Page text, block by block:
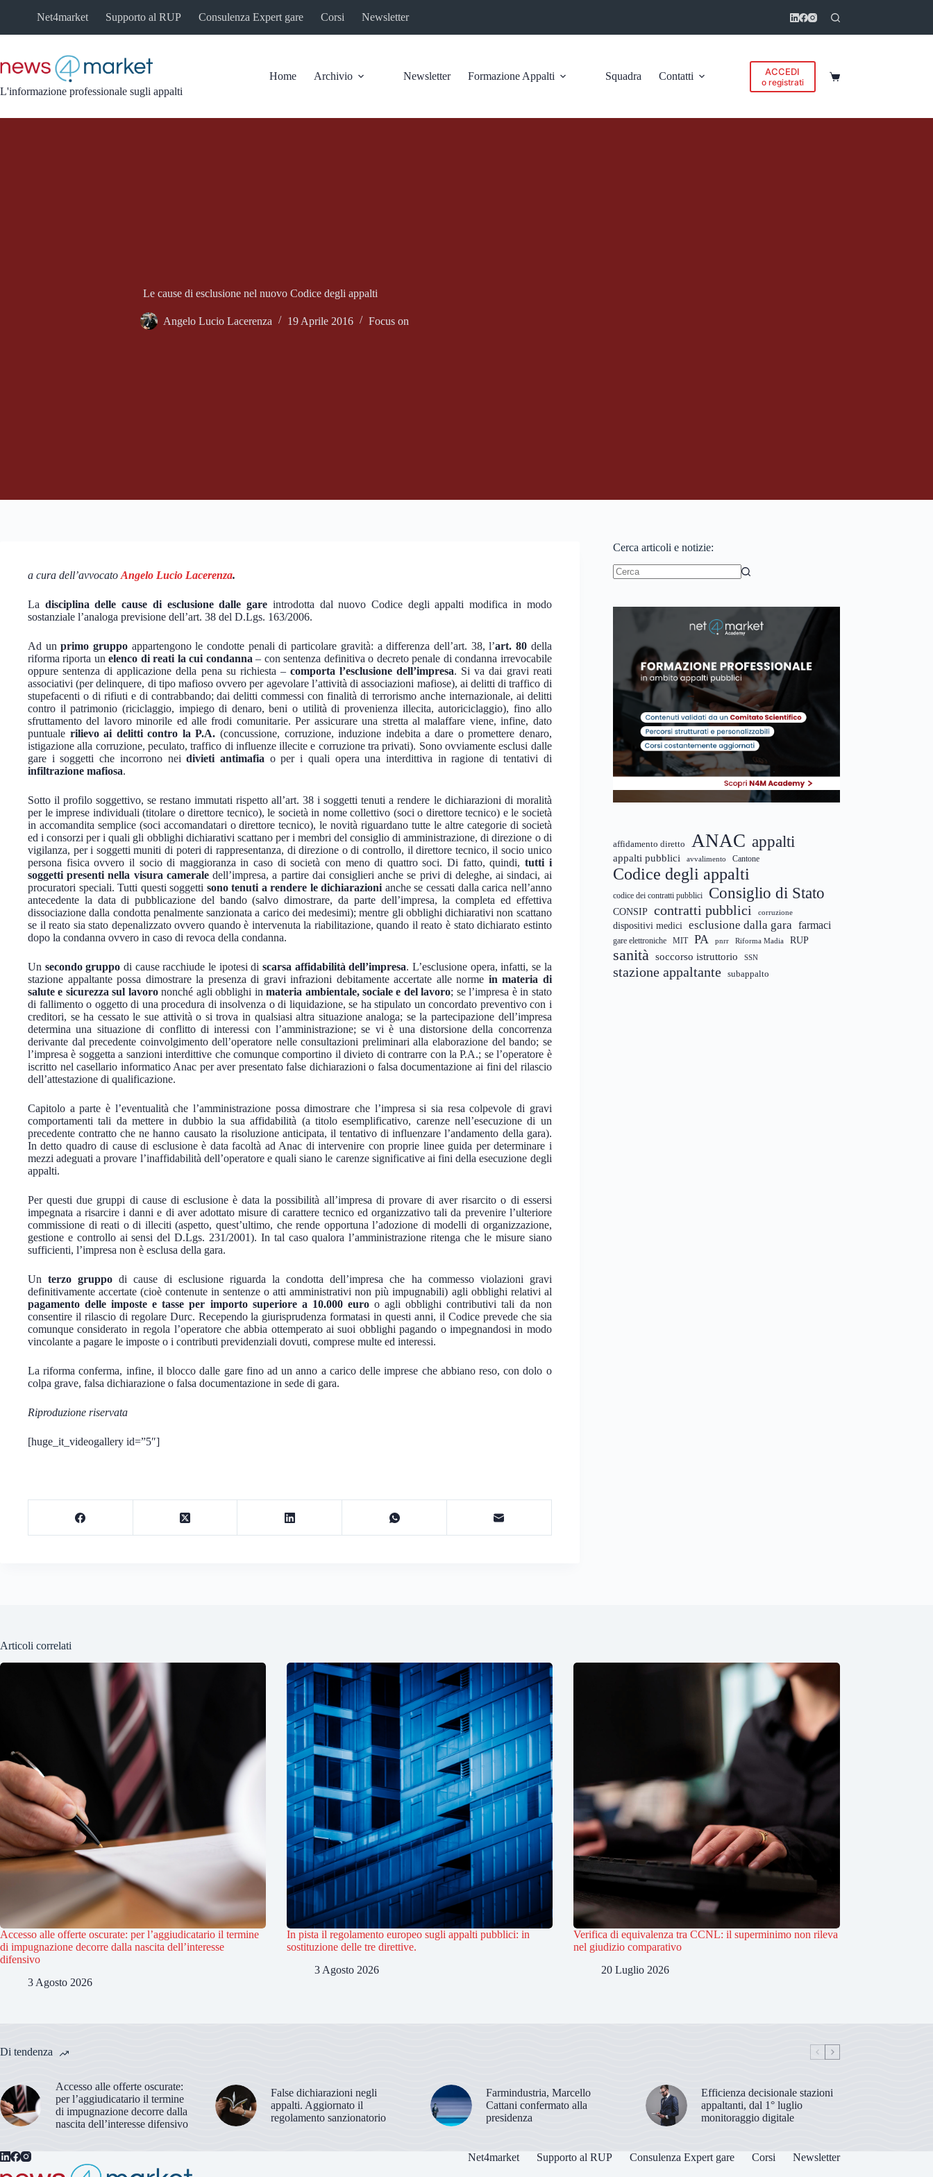
Net4market Supporto al RUP Consulenza Expert gare Corsi Newsletter
L'informazione professionale sugli appalti
Home Archivio Newsletter Formazione Appalti Squadra Contatti ACCEDI
o registrati Carrello
Le cause di esclusione nel nuovo Codice degli appalti
Angelo Lucio Lacerenza 19 Aprile 2016 Focus on
a cura dell’avvocato Angelo Lucio Lacerenza.
La disciplina delle cause di esclusione dalle gare introdotta dal nuovo Codice degli appalti modifica in modo
sostanziale l’analoga previsione dell’art. 38 del D.Lgs. 163/2006.
Ad unprimo gruppo appartengono le condotte penali di particolare gravità: a differenza dell’art. 38, l’art. 80della
riforma riporta unelenco di reati la cui condanna – con sentenza definitiva o decreto penale di condanna irrevocabile
oppure sentenza di applicazione della pena su richiesta – comporta l’esclusione dell’impresa. Si va dai gravi reati
associativi (per delinquere, di tipo mafioso ovvero per agevolare l’attività di associazioni mafiose), ai delitti di traffico di
stupefacenti o di rifiuti e di contrabbando; dai delitti commessi con finalità di terrorismo anche internazionale, ai delitti
contro il patrimonio (riciclaggio, impiego di denaro, beni o utilità di provenienza illecita, autoriciclaggio), fino allo
sfruttamento del lavoro minorile ed alle frodi comunitarie. Per assicurare una stretta al malaffare viene, infine, dato
puntuale rilievo ai delitti contro la P.A. (concussione, corruzione, induzione indebita a dare o promettere denaro,
istigazione alla corruzione, peculato, traffico di influenze illecite e corruzione tra privati). Sono ovviamente esclusi dalle
gare i soggetti che incorrono neidivieti antimafia o per i quali opera una interdittiva in ragione di tentativi di
infiltrazione mafiosa.
Sotto il profilo soggettivo, se restano immutati rispetto all’art. 38 i soggetti tenuti a rendere le dichiarazioni di moralità
per le imprese individuali (titolare o direttore tecnico), le società in nome collettivo (soci o direttore tecnico) e le società
in accomandita semplice (soci accomandatari o direttore tecnico), le novità riguardano tutte le altre categorie di società
ed i consorzi per i quali gli obblighi dichiarativi scattano per i membri del consiglio di amministrazione, di direzione o di
vigilanza, per i soggetti muniti di poteri di rappresentanza, di direzione o di controllo, il direttore tecnico, il socio unico
persona fisica ovvero il socio di maggioranza in caso di società con meno di quattro soci. Di fatto, quindi,tutti i
soggetti presenti nella visura cameraledell’impresa, a partire dai consiglieri anche se privi di deleghe, ai sindaci, ai
procuratori speciali. Tutti questi soggetti sono tenuti a rendere le dichiarazioni anche se cessati dalla carica nell’anno
antecedente la data di pubblicazione del bando (salvo dimostrare, da parte dell’impresa, la completa ed effettiva
dissociazione dalla condotta penalmente sanzionata a carico dei medesimi); mentre gli obblighi dichiarativi non scattano
se il reato sia stato depenalizzato ovvero quando è intervenuta la riabilitazione, quando il reato è stato dichiarato estinto
dopo la condanna ovvero in caso di revoca della condanna.
Un secondo gruppo di cause racchiude le ipotesi di scarsa affidabilità dell’impresa. L’esclusione opera, infatti, se la
stazione appaltante possa dimostrare la presenza di gravi infrazioni debitamente accertate alle norme in materia di
salute e sicurezza sul lavorononché agli obblighi inmateria ambientale, sociale e del lavoro; se l’impresa è in stato
di fallimento o oggetto di una procedura di insolvenza o di liquidazione, se ha stipulato un concordato preventivo con i
creditori, se ha cessato le sue attività o si trova in qualsiasi altra situazione analoga; se la partecipazione dell’impresa
determina una situazione di conflitto di interessi con l’amministrazione; se vi è una distorsione della concorrenza
derivante dal precedente coinvolgimento dell’operatore nelle consultazioni preliminari alla elaborazione del bando; se
l’impresa è soggetta a sanzioni interdittive che comunque comportino il divieto di contrarre con la P.A.; se l’operatore è
iscritto nel casellario informatico Anac per aver presentato false dichiarazioni o falsa documentazione ai fini del rilascio
dell’attestazione di qualificazione.
Capitolo a parte è l’eventualità che l’amministrazione possa dimostrare che l’impresa si sia resa colpevole di gravi
comportamenti tali da mettere in dubbio la sua affidabilità (a titolo esemplificativo, carenze nell’esecuzione di un
precedente contratto che ne hanno causato la risoluzione anticipata, il tentativo di influenzare l’andamento della gara).
In detto quadro di cause di esclusione è data facoltà ad Anac di intervenire con proprie linee guida per determinare i
mezzi adeguati a provare l’inaffidabilità dell’operatore e quali siano le carenze significative ai fini della esecuzione degli
appalti.
Per questi due gruppi di cause di esclusione è data la possibilità all’impresa di provare di aver risarcito o di essersi
impegnata a risarcire i danni e di aver adottato misure di carattere tecnico ed organizzativo tali da prevenire l’ulteriore
commissione di reati o di illeciti (aspetto, quest’ultimo, che rende opportuna l’adozione di modelli di organizzazione,
gestione e controllo ai sensi del D.Lgs. 231/2001). In tal caso qualora l’amministrazione ritenga che le misure siano
sufficienti, l’impresa non è esclusa della gara.
Unterzo gruppo di cause di esclusione riguarda la condotta dell’impresa che ha commesso violazioni gravi
definitivamente accertate (cioè contenute in sentenze o atti amministrativi non più impugnabili) agli obblighi relativi al
pagamento delle imposte e tasse per importo superiore a 10.000 euroo agli obblighi contributivi tali da non
consentire il rilascio di regolare Durc. Recependo la giurisprudenza formatasi in questi anni, il Codice prevede che sia
comunque considerato in regola l’operatore che abbia ottemperato ai suoi obblighi pagando o impegnandosi in modo
vincolante a pagare le imposte o i contributi previdenziali dovuti, comprese multe ed interessi.
La riforma conferma, infine, il blocco dalle gare fino ad un anno a carico delle imprese che abbiano reso, con dolo o
colpa grave, falsa dichiarazione o falsa documentazione in sede di gara.
Riproduzione riservata
[huge_it_videogallery id=”5″]
Cerca articoli e notizie:
affidamento diretto ANAC appalti
appalti pubblici avvalimento Cantone
Codice degli appalti
codice dei contratti pubblici Consiglio di Stato
CONSIP contratti pubblici corruzione
dispositivi medici esclusione dalla gara farmaci
gare elettroniche MIT PA pnrr Riforma Madia RUP
sanità soccorso istruttorio SSN
stazione appaltante subappalto
Articoli correlati
Accesso alle offerte oscurate: per l’aggiudicatario il termine
di impugnazione decorre dalla nascita dell’interesse
difensivo
3 Agosto 2026
In pista il regolamento europeo sugli appalti pubblici: in
sostituzione delle tre direttive.
3 Agosto 2026
Verifica di equivalenza tra CCNL: il superminimo non rileva
nel giudizio comparativo
20 Luglio 2026
Di tendenza
Accesso alle offerte oscurate:
per l’aggiudicatario il termine
di impugnazione decorre dalla
nascita dell’interesse difensivo
False dichiarazioni negli
appalti. Aggiornato il
regolamento sanzionatorio
Farmindustria, Marcello
Cattani confermato alla
presidenza
Efficienza decisionale stazioni
appaltanti, dal 1° luglio
monitoraggio digitale
Net4market Supporto al RUP Consulenza Expert gare Corsi Newsletter